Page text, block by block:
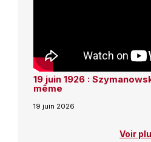
19 juin 1926 :
même
19 juin 2026
Voir